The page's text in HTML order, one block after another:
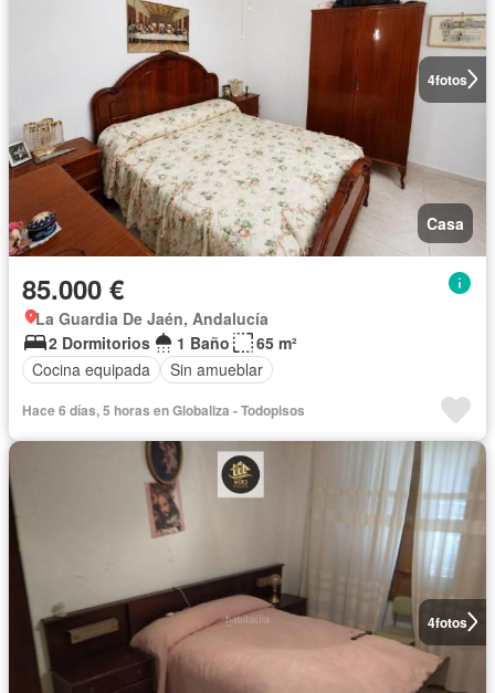
4fotos
Casa
85.000 €
La Guardia De Jaén, Andalucía
2 Dormitorios
1 Baño
65 m²
Cocina equipada
Sin amueblar
Hace 6 días, 5 horas en Globaliza - Todopisos
4fotos